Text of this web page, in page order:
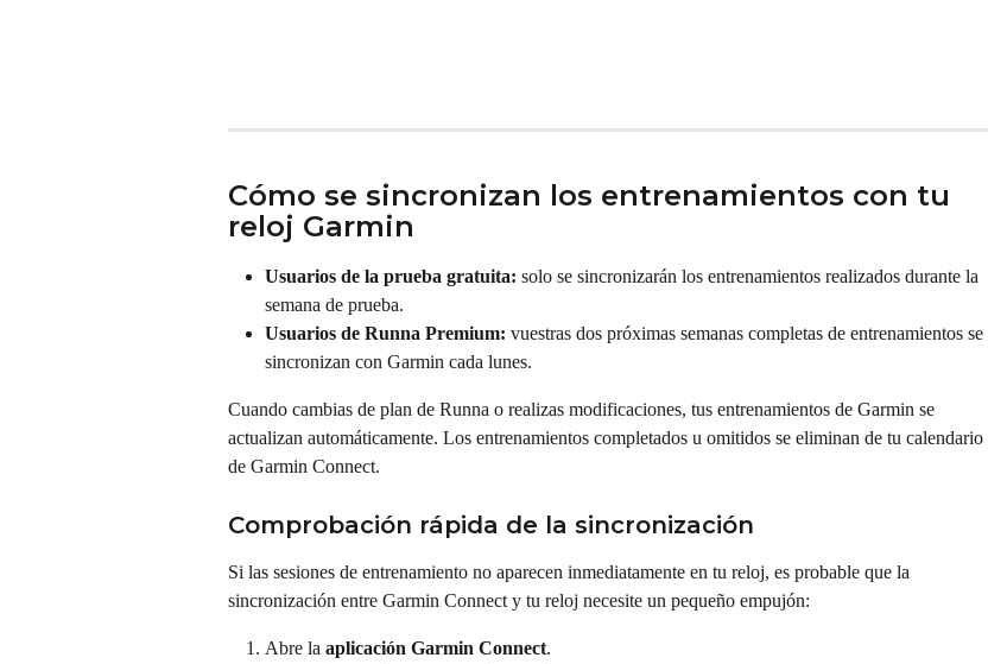
Cómo se sincronizan los entrenamientos con tu
reloj Garmin
Usuarios de la prueba gratuita: solo se sincronizarán los entrenamientos realizados durante la
semana de prueba.
Usuarios de Runna Premium: vuestras dos próximas semanas completas de entrenamientos se
sincronizan con Garmin cada lunes.
Cuando cambias de plan de Runna o realizas modificaciones, tus entrenamientos de Garmin se
actualizan automáticamente. Los entrenamientos completados u omitidos se eliminan de tu calendario
de Garmin Connect.
Comprobación rápida de la sincronización
Si las sesiones de entrenamiento no aparecen inmediatamente en tu reloj, es probable que la
sincronización entre Garmin Connect y tu reloj necesite un pequeño empujón:
Abre la aplicación Garmin Connect.